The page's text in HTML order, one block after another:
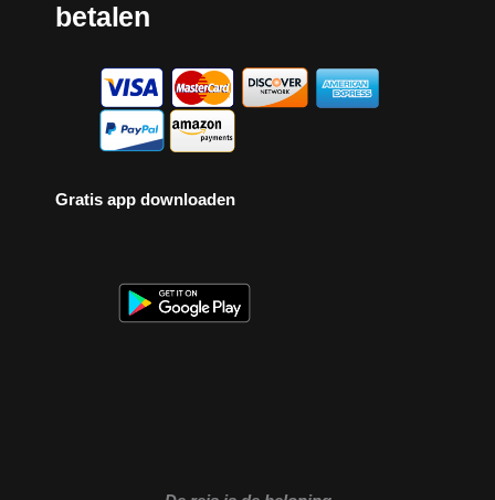
betalen
Gratis app downloaden